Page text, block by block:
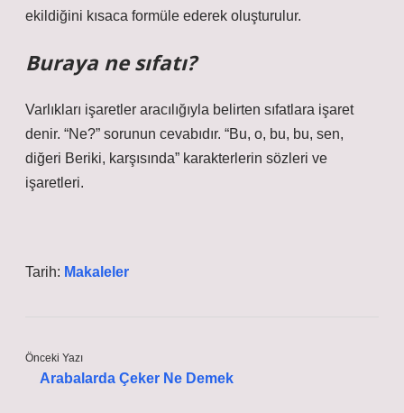
ekildiğini kısaca formüle ederek oluşturulur.
Buraya ne sıfatı?
Varlıkları işaretler aracılığıyla belirten sıfatlara işaret
denir. “Ne?” sorunun cevabıdır. “Bu, o, bu, bu, sen,
diğeri Beriki, karşısında” karakterlerin sözleri ve
işaretleri.
Tarih: Makaleler
Önceki Yazı
Arabalarda Çeker Ne Demek